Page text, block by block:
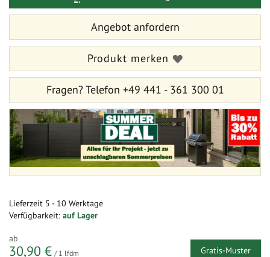
Lieferzeit 5 - 10 Werktage
Verfügbarkeit: auf Lager
ab
30,90 € / 1 lfdm
Gratis-Muster
Angebot anfordern
Produkt merken
Fragen?Telefon +49 441 - 361 300 01